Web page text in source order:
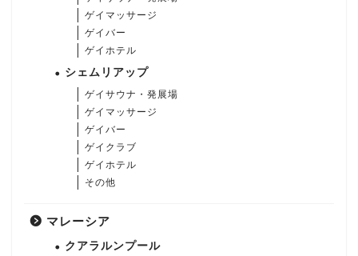
ゲイマッサージ
ゲイバー
ゲイホテル
シェムリアップ
ゲイサウナ・発展場
ゲイマッサージ
ゲイバー
ゲイクラブ
ゲイホテル
その他
マレーシア
クアラルンプール